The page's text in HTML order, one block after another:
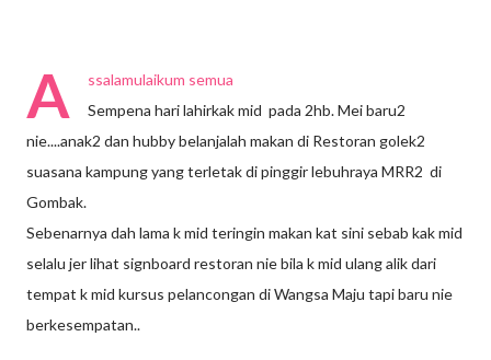
A
ssalamulaikum semua
Sempena hari lahirkak mid pada 2hb. Mei baru2
nie....anak2 dan hubby belanjalah makan di Restoran golek2
suasana kampung yang terletak di pinggir lebuhraya MRR2 di
Gombak.
Sebenarnya dah lama k mid teringin makan kat sini sebab kak mid
selalu jer lihat signboard restoran nie bila k mid ulang alik dari
tempat k mid kursus pelancongan di Wangsa Maju tapi baru nie
berkesempatan..